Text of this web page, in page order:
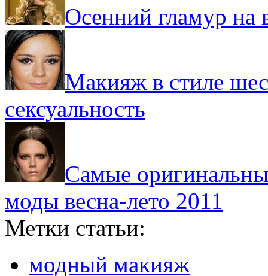
Осенний гламур на
Макияж в стиле
сексуальность
Самые
моды весна-лето 2011
Метки статьи:
модный макияж